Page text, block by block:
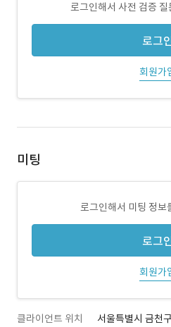
로그인해서 사전 검증
로그
회원가
미팅
로그인해서 미팅 정보
로그
회원가
클라이언트 위치 서울특별시 금천구